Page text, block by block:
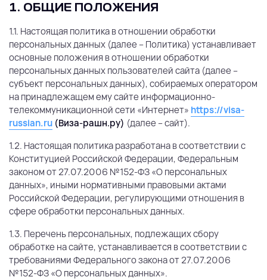
1. ОБЩИЕ ПОЛОЖЕНИЯ
1.1. Настоящая политика в отношении обработки
персональных данных (далее – Политика) устанавливает
основные положения в отношении обработки
персональных данных пользователей сайта (далее –
субъект персональных данных), собираемых оператором
на принадлежащем ему сайте информационно-
телекоммуникационной сети «Интернет» https://visa-
russian.ru (Виза-рашн.ру) (далее – сайт).
1.2. Настоящая политика разработана в соответствии с
Конституцией Российской Федерации, Федеральным
законом от 27.07.2006 №152-ФЗ «О персональных
данных», иными нормативными правовыми актами
Российской Федерации, регулирующими отношения в
сфере обработки персональных данных.
1.3. Перечень персональных, подлежащих сбору
обработке на сайте, устанавливается в соответствии с
требованиями Федерального закона от 27.07.2006
№152-ФЗ «О персональных данных».